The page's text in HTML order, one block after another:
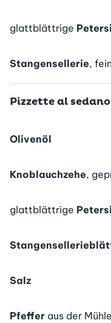
glattblättrige
Stangensellerie,
Pizzette al
Olivenöl
Knoblauchzehe,
glattblättrige
Salz
Pfeffer aus der Mühle